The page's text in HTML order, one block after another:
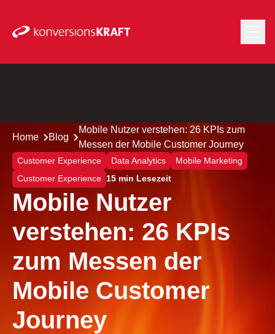
Home Blog
Mobile Nutzer verstehen: 26 KPIs zum
Messen der Mobile Customer Journey
Customer Experience Data Analytics
Mobile Marketing
Customer Experience 15 min Lesezeit
Mobile Nutzer
verstehen: 26 KPIs
zum Messen der
Mobile Customer
Journey